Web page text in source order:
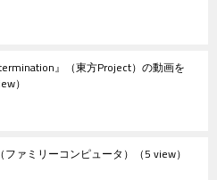
』（東方Project）の動画を
）
ァミリーコンピュータ） （5 view）